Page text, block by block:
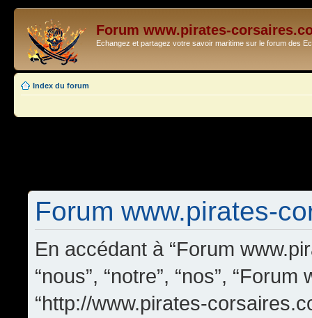
Forum www.pirates-
Echangez et partagez votre savoir maritime sur le forum des
Index du forum
Forum www.pirates-
En accédant à “Forum
“nous”, “notre”, “nos”,
“http://www.pirates-